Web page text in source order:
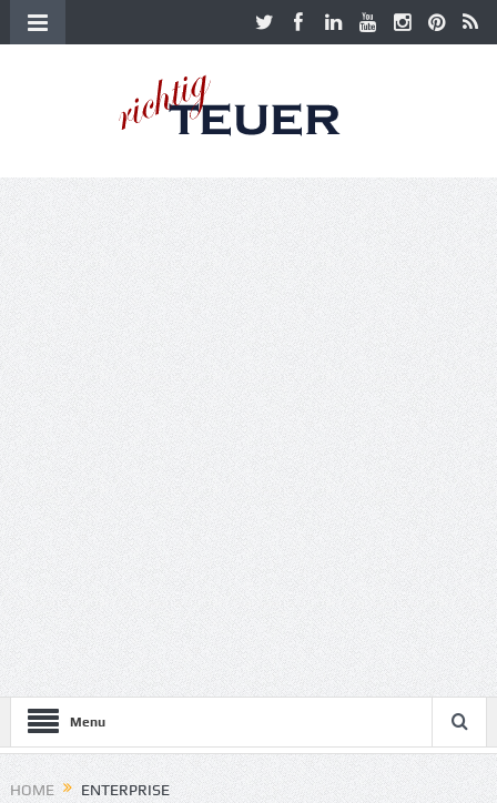
Menu
HOME ENTERPRISE